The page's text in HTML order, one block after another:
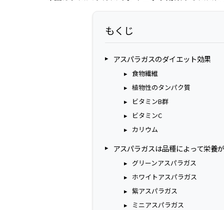
もくじ
アスパラガスのダイエット効果
食物繊維
植物性のタンパク質
ビタミンB群
ビタミンC
カリウム
アスパラガスは品種によって栄養
グリーンアスパラガス
ホワイトアスパラガス
紫アスパラガス
ミニアスパラガス